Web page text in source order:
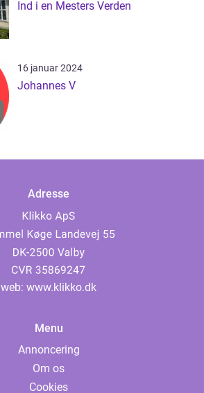
Ind i en Mesters Verden
16 januar 2024
Johannes V
Adresse
web: www.klikko.dk
Menu
Annoncering
Om os
Cookies